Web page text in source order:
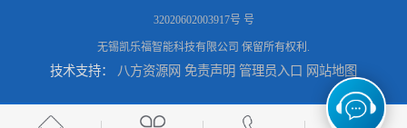
柱塞泵价格 液压泵报价
32020602003917号 号
无锡凯乐福智能科技有限公司 保留所有权利.
技术支持： 八方资源网 免责声明 管理员入口 网站地图